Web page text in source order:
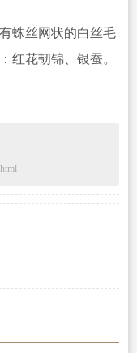
蛛丝网状的白丝毛
红花韧锦、银蚕。